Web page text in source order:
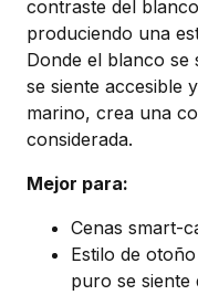
contraste del
produciendo una
Donde el blanco se
se siente accesible
marino, crea una
considerada.
Mejor para:
Cenas smart-
Estilo de
puro se siente